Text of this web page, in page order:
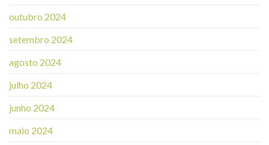
outubro 2024
setembro 2024
agosto 2024
julho 2024
junho 2024
maio 2024